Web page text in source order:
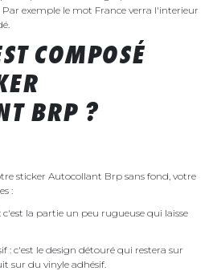
Par exemple le mot France verra l'interieur
COMPOSÉ
BRP ?
sticker Autocollant Brp sans fond, votre
:
la partie un peu rugueuse qui laisse
: c'est le design détouré qui restera sur
sur du vinyle adhésif.